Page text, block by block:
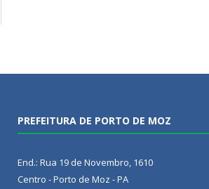
PREFEITURA DE PORTO DE MOZ
End.: Rua 19 de Novembro, 1610
Centro - Porto de Moz - PA